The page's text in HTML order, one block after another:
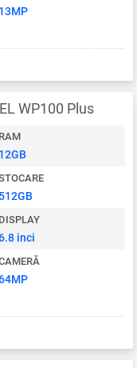
13MP
WP100 Plus
RAM
12GB
512GB
DISPLAY
inci